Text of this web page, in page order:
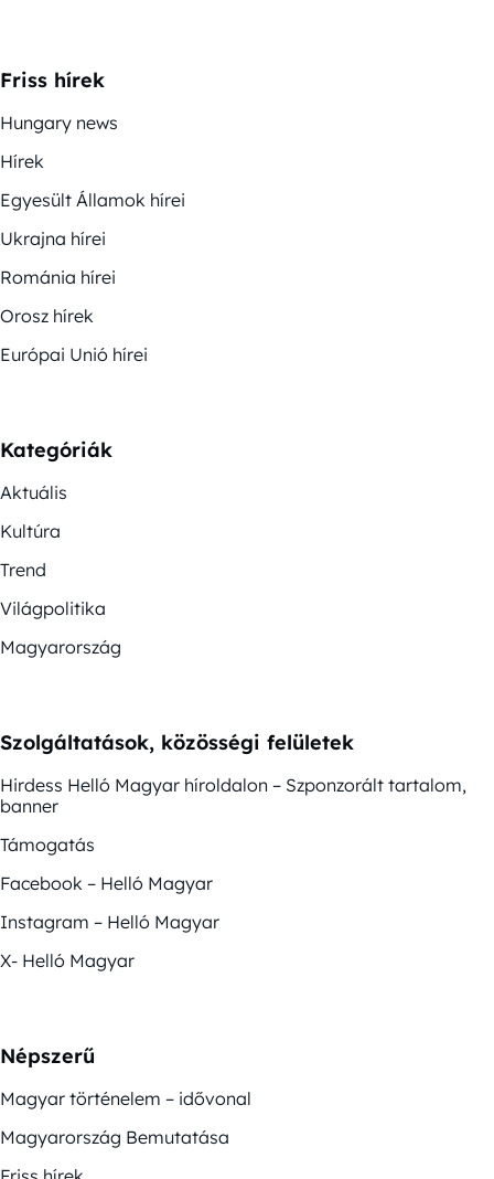
Friss hírek
Hungary news
Hírek
Egyesült Államok hírei
Ukrajna hírei
Románia hírei
Orosz hírek
Európai Unió hírei
Kategóriák
Aktuális
Kultúra
Trend
Világpolitika
Magyarország
Szolgáltatások, közösségi felületek
Hirdess Helló Magyar híroldalon – Szponzorált tartalom,
banner
Támogatás
Facebook – Helló Magyar
Instagram – Helló Magyar
X- Helló Magyar
Népszerű
Magyar történelem – idővonal
Magyarország Bemutatása